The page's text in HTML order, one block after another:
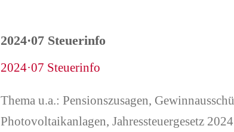
2024·07 Steuerinfo
2024·07 Steuerinfo
Thema u.a.: Pensionszusagen,
Photovoltaikanlagen, Jahressteuergesetz